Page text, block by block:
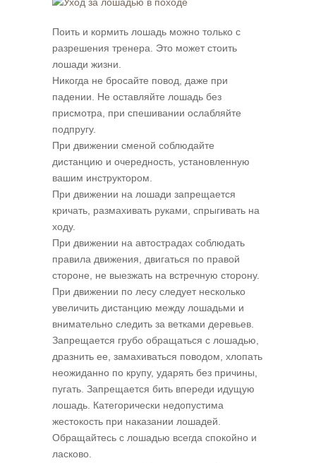
Поить и кормить лошадь можно только с
разрешения тренера. Это может стоить
лошади жизни.
Никогда не бросайте повод, даже при
падении. Не оставляйте лошадь без
присмотра, при спешивании ослабляйте
подпругу.
При движении сменой соблюдайте
дистанцию и очередность, установленную
вашим инструктором.
При движении на лошади запрещается
кричать, размахивать руками, спрыгивать на
ходу.
При движении на автострадах соблюдать
правила движения, двигаться по правой
стороне, не выезжать на встречную сторону.
При движении по лесу следует несколько
увеличить дистанцию между лошадьми и
внимательно следить за ветками деревьев.
Запрещается грубо обращаться с лошадью,
дразнить ее, замахиваться поводом, хлопать
неожиданно по крупу, ударять без причины,
пугать. Запрещается бить впереди идущую
лошадь. Категорически недопустима
жестокость при наказании лошадей.
Обращайтесь с лошадью всегда спокойно и
ласково.